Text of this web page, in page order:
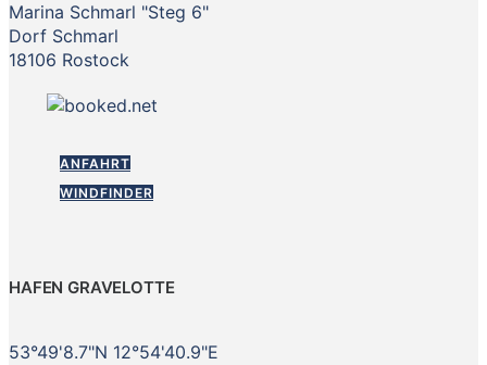
Marina Schmarl "Steg 6"
Dorf Schmarl
18106 Rostock
ANFAHRT
WINDFINDER
HAFEN GRAVELOTTE
53°49'8.7"N 12°54'40.9"E